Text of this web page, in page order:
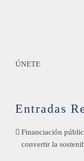
ÚNETE
Entradas
Financiación
convertir la